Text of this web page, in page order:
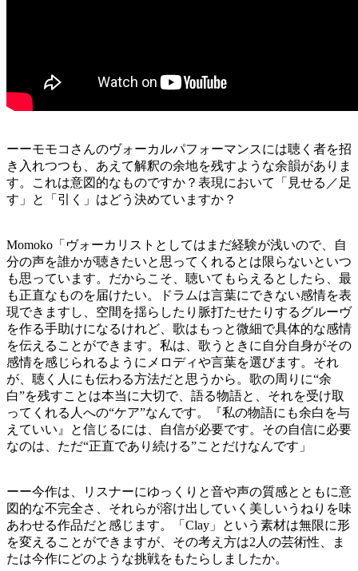
ーーモモコさんのヴォーカルパフォーマンスには聴く者を招
き入れつつも、あえて解釈の余地を残すような余韻がありま
す。これは意図的なものですか？表現において「見せる／足
す」と「引く」はどう決めていますか？
Momoko「ヴォーカリストとしてはまだ経験が浅いので、自
分の声を誰かが聴きたいと思ってくれるとは限らないといつ
も思っています。だからこそ、聴いてもらえるとしたら、最
も正直なものを届けたい。ドラムは言葉にできない感情を表
現できますし、空間を揺らしたり脈打たせたりするグルーヴ
を作る手助けになるけれど、歌はもっと微細で具体的な感情
を伝えることができます。私は、歌うときに自分自身がその
感情を感じられるようにメロディや言葉を選びます。それ
が、聴く人にも伝わる方法だと思うから。歌の周りに“余
白”を残すことは本当に大切で、語る物語と、それを受け取
ってくれる人への“ケア”なんです。『私の物語にも余白を与
えていい』と信じるには、自信が必要です。その自信に必要
なのは、ただ“正直であり続ける”ことだけなんです」
ーー今作は、リスナーにゆっくりと音や声の質感とともに意
図的な不完全さ、それらが溶け出していく美しいうねりを味
あわせる作品だと感じます。「Clay」という素材は無限に形
を変えることができますが、その考え方は2人の芸術性、ま
たは今作にどのような挑戦をもたらしましたか。